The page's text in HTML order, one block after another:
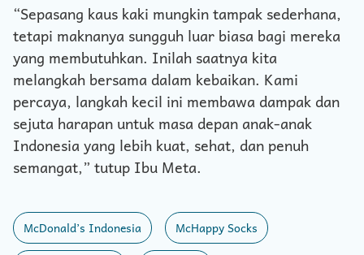
“Sepasang kaus kaki mungkin tampak sederhana,
tetapi maknanya sungguh luar biasa bagi mereka
yang membutuhkan. Inilah saatnya kita
melangkah bersama dalam kebaikan. Kami
percaya, langkah kecil ini membawa dampak dan
sejuta harapan untuk masa depan anak-anak
Indonesia yang lebih kuat, sehat, dan penuh
semangat,” tutup Ibu Meta.
McDonald’s Indonesia McHappy Socks